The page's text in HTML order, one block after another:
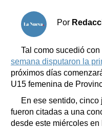
Horóscopo
Suplementos
Servicios
Por
Tal como sucedió
semana disputaron la
próximos días
U15 femenina de
En ese sentido,
fueron citadas a una
desde este miércoles